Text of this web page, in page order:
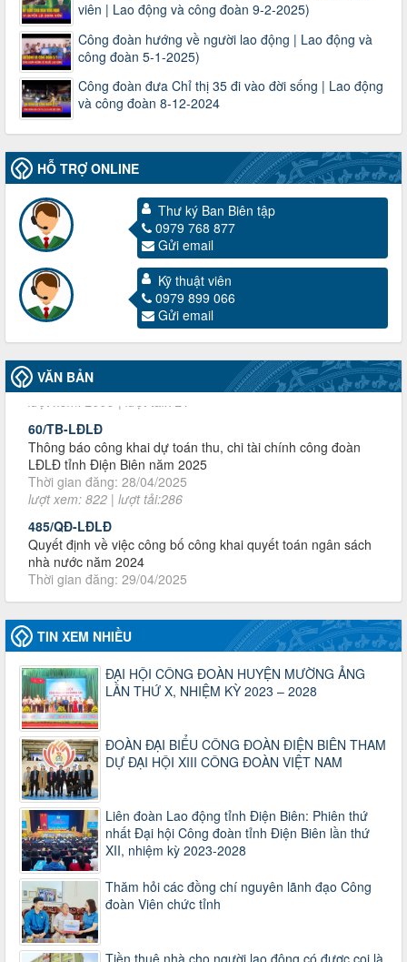
viên | Lao động và công đoàn 9-2-2025)
Công đoàn hướng về người lao động | Lao động và
công đoàn 5-1-2025)
Công đoàn đưa Chỉ thị 35 đi vào đời sống | Lao động
và công đoàn 8-12-2024
HỖ TRỢ ONLINE
Thư ký Ban Biên tập
0979 768 877
Gửi email
Kỹ thuật viên
0979 899 066
Gửi email
VĂN BẢN
3716/TLD-TC
Công văn hướng dẫn công tác quả lý tài chính, tài sản công
đoàn khi đơn vị sát nhập, chấm dứt hoạt động
Thời gian đăng: 13/04/2025
lượt xem: 2006 | lượt tải:721
60/TB-LĐLĐ
Thông báo công khai dự toán thu, chi tài chính công đoàn
LĐLĐ tỉnh Điện Biên năm 2025
Thời gian đăng: 28/04/2025
lượt xem: 822 | lượt tải:286
485/QĐ-LĐLĐ
Quyết định về việc công bố công khai quyết toán ngân sách
nhà nước năm 2024
Thời gian đăng: 29/04/2025
lượt xem: 919 | lượt tải:255
2930/TLĐ-TC
Công văn số 2930/TLĐ-TC, ngày 31/12/2024 của Tổng
LĐLĐ Việt Nam về việc quy định tỷ lệ phân phối tự động
KPCĐ 2% qua tài khoản Công đoàn Việt Nam về các cấp
Công đoàn năm 2025
Thời gian đăng: 06/01/2025
lượt xem: 1067 | lượt tải:437
47-TTCĐ/BTGTU
Thông tin chuyên đề: Một số nôi dung về sắp xếp tổ chức bộ
máy của hệ thống chính trị tinh gọn, hoạt động hiệu lực, hiệu
quả
Thời gian đăng: 25/12/2024
lượt xem: 1226 | lượt tải:339
37/HD-TLĐ
Hướng dẫn Công đoàn với việc tổ chức và hoạt động của
Ban Thanh tra Nhân dân
Thời gian đăng: 27/12/2024
lượt xem: 4950 | lượt tải:1353
35/HD-TLĐ
Hướng dẫn thực hiện một số nội dung chi liên quan đến
TIN XEM NHIỀU
ĐẠI HỘI CÔNG ĐOÀN HUYỆN MƯỜNG ẢNG
LẦN THỨ X, NHIỆM KỲ 2023 – 2028
ĐOÀN ĐẠI BIỂU CÔNG ĐOÀN ĐIỆN BIÊN THAM
DỰ ĐẠI HỘI XIII CÔNG ĐOÀN VIỆT NAM
Liên đoàn Lao động tỉnh Điện Biên: Phiên thứ
nhất Đại hội Công đoàn tỉnh Điện Biên lần thứ
XII, nhiệm kỳ 2023-2028
Thăm hỏi các đồng chí nguyên lãnh đạo Công
đoàn Viên chức tỉnh
Tiền thuê nhà cho người lao động có được coi là